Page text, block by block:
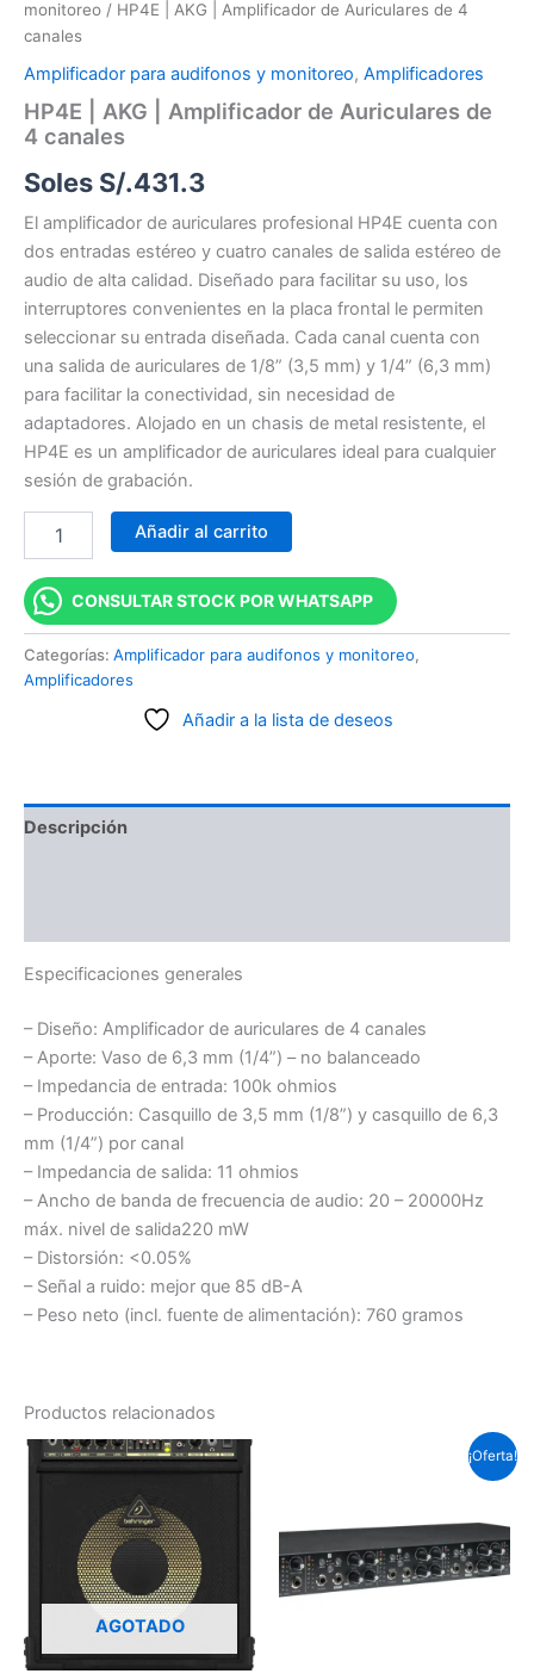
monitoreo / HP4E | AKG | Amplificador de Auriculares de 4
canales
Amplificador para audifonos y monitoreo, Amplificadores
HP4E | AKG | Amplificador de Auriculares de
4 canales
Soles S/.431.3
El amplificador de auriculares profesional HP4E cuenta con
dos entradas estéreo y cuatro canales de salida estéreo de
audio de alta calidad. Diseñado para facilitar su uso, los
interruptores convenientes en la placa frontal le permiten
seleccionar su entrada diseñada. Cada canal cuenta con
una salida de auriculares de 1/8” (3,5 mm) y 1/4” (6,3 mm)
para facilitar la conectividad, sin necesidad de
adaptadores. Alojado en un chasis de metal resistente, el
HP4E es un amplificador de auriculares ideal para cualquier
sesión de grabación.
Añadir al carrito
CONSULTAR STOCK POR WHATSAPP
Categorías: Amplificador para audifonos y monitoreo,
Amplificadores
Añadir a la lista de deseos
Descripción
Especificaciones generales
– Diseño: Amplificador de auriculares de 4 canales
– Aporte: Vaso de 6,3 mm (1/4”) – no balanceado
– Impedancia de entrada: 100k ohmios
– Producción: Casquillo de 3,5 mm (1/8”) y casquillo de 6,3
mm (1/4”) por canal
– Impedancia de salida: 11 ohmios
– Ancho de banda de frecuencia de audio: 20 – 20000Hz
máx. nivel de salida220 mW
– Distorsión: <0.05%
– Señal a ruido: mejor que 85 dB-A
– Peso neto (incl. fuente de alimentación): 760 gramos
Productos relacionados
AGOTADO
¡Oferta!
Soles
S/.879.8.
El
S/